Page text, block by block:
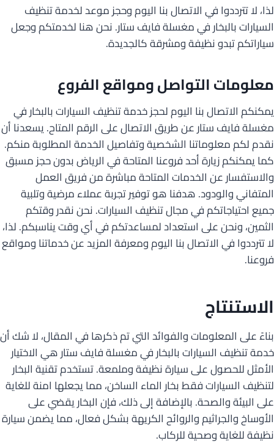
لذا، لا تترددوا في الاتصال بنا اليوم وحجز موعد لخدمة تنظيف
السيارات بالبخار في مغسلة فايف ستار. نحن هنا لخدمتكم وجعل
سياراتكم تبدو نظيفة ومشرقة كالجديدة.
معلومات التواصل ومواقع الفروع
يمكنكم الاتصال بنا اليوم لحجز خدمة تنظيف السيارات بالبخار في
مغسلة فايف ستار عن طريق الاتصال على الرقم المتاح. يسعدنا أن
نقدم لكم معلوماتنا الشخصية وتفاصيل الخدمة المطلوبة منكم.
كما يمكنكم زيارة أحد فروعنا المتاحة في الرياض بدون حجز مسبق
والاستفسار عن الخدمات المتاحة مباشرة من فريق العمل
المتفاني والودود. هدفنا هو توفير تجربة عملاء مرضية وتلبية
جميع احتياجاتكم في مجال تنظيف السيارات. نحن نقدر وقتكم
الثمين، ونحن على استعداد لمساعدتكم في أي وقت يناسبكم. لذا،
لا تترددوا في الاتصال بنا اليوم ومعرفة المزيد عن خدماتنا ومواقع
فروعنا.
الاستنتاج
بناءً على المعلومات والفوائد التي تم ذكرها في المقال، لا شك أن
خدمة تنظيف السيارات بالبخار في مغسلة فايف ستار هي الاختيار
الأمثل للحصول على سيارة نظيفة وملمعة. تستخدم تقنية البخار
لتنظيف السيارات فقط بخار الماء الساخن، مما يجعلها امنة للغاية
على البيئة والصحة. بالإضافة إلى ذلك، فإن البخار يقضي على
الأوساخ والجراثيم والروائح الكريهة بشكل فعال، مما يضمن سيارة
نظيفة للغاية وصحية للركاب.